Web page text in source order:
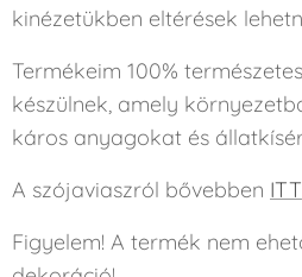
kinézetükben eltérések
Termékeim 100%
készülnek, amely
káros anyagokat és
A szójaviaszról bővebben ITT
Figyelem! A termék nem